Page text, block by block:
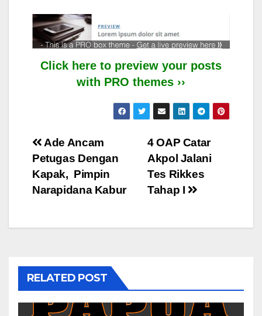
Click here to preview your posts
with PRO themes ››
Post
navigation
4 OAP Catar
Akpol Jalani
Tes Rikkes
Tahap I
Ade Ancam
Petugas Dengan
Kapak, Pimpin
Narapidana Kabur
RELATED POST